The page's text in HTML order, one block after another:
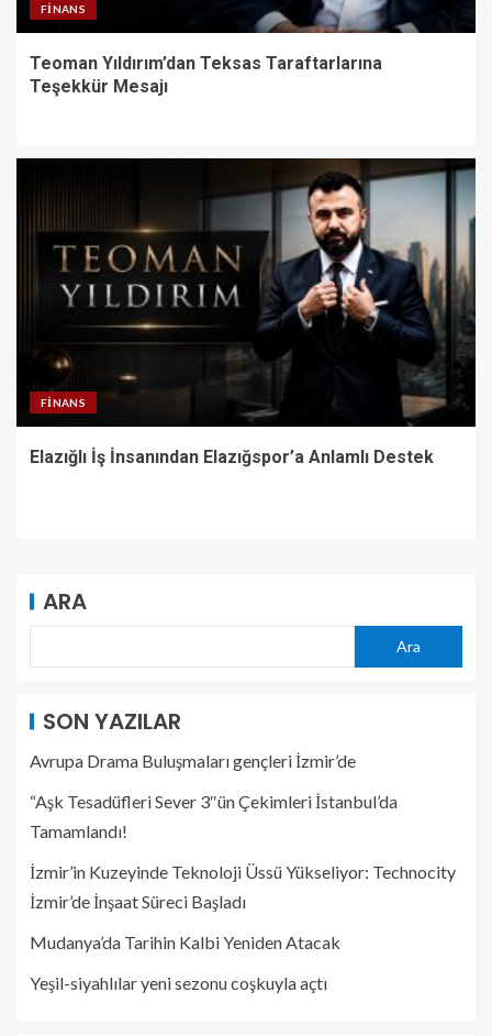
FINANS
Teoman Yıldırım’dan Teksas Taraftarlarına
Teşekkür Mesajı
FINANS
Elazığlı İş İnsanından Elazığspor’a Anlamlı Destek
ARA
Ara
SON YAZILAR
Avrupa Drama Buluşmaları gençleri İzmir’de
“Aşk Tesadüfleri Sever 3″ün Çekimleri İstanbul’da
Tamamlandı!
İzmir’in Kuzeyinde Teknoloji Üssü Yükseliyor: Technocity
İzmir’de İnşaat Süreci Başladı
Mudanya’da Tarihin Kalbi Yeniden Atacak
Yeşil-siyahlılar yeni sezonu coşkuyla açtı